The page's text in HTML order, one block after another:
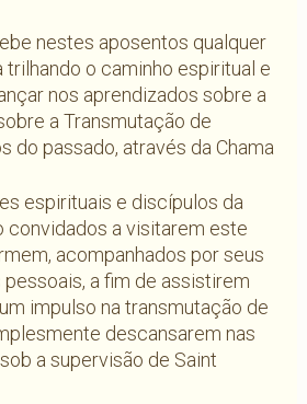
nestes aposentos qualquer
trilhando o caminho espiritual e
nos aprendizados sobre a
a Transmutação de
do passado, através da Chama
espirituais e discípulos da
convidados a visitarem este
acompanhados por seus
a fim de assistirem
impulso na transmutação de
descansarem nas
a supervisão de Saint